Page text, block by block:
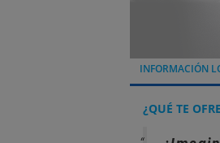
INFORMACIÓN
¿QUÉ TE